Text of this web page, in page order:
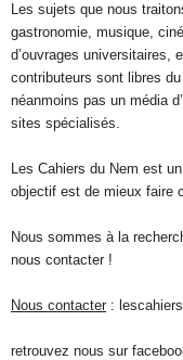
Les sujets que nous
gastronomie, musique,
d’ouvrages universitaires,
contributeurs sont libres
néanmoins pas un média
sites spécialisés.
Les Cahiers du Nem est
objectif est de mieux faire
Nous sommes à la
nous contacter !
Nous contacter :
retrouvez nous sur